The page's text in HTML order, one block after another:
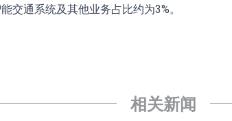
券投资基金临时停牌
交通系统及其他业务占比约为3%。
相关新闻